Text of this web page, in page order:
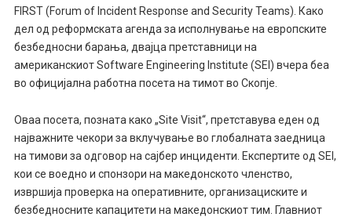
FIRST (Forum of Incident Response and Security Teams). Како
дел од реформската агенда за исполнување на европските
безбедносни барања, двајца претставници на
американскиот Software Engineering Institute (SEI) вчера беа
во официјална работна посета на тимот во Скопје.
Оваа посета, позната како „Site Visit“, претставува еден од
најважните чекори за вклучување во глобалната заедница
на тимови за одговор на сајбер инциденти. Експертите од SEI,
кои се воедно и спонзори на македонското членство,
извршија проверка на оперативните, организациските и
безбедносните капацитети на македонскиот тим. Главниот